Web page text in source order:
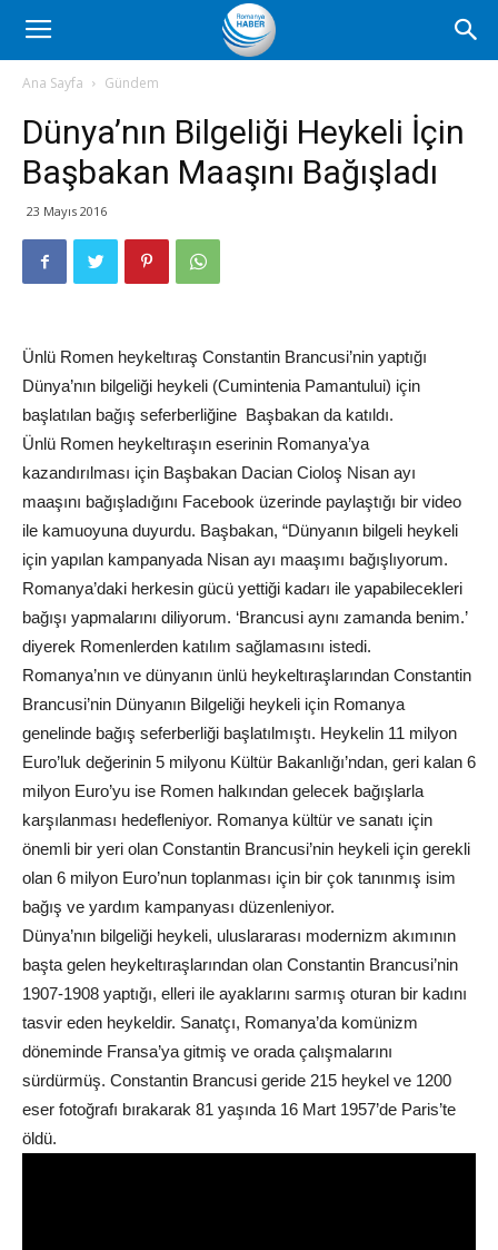
Romanya
Haber
Ana Sayfa Gündem
Dünya’nın Bilgeliği Heykeli İçin
Başbakan Maaşını Bağışladı
23 Mayıs 2016
Ünlü Romen heykeltıraş Constantin Brancusi’nin yaptığı
Dünya’nın bilgeliği heykeli (Cumintenia Pamantului) için
başlatılan bağış seferberliğine Başbakan da katıldı.
Ünlü Romen heykeltıraşın eserinin Romanya’ya
kazandırılması için Başbakan Dacian Cioloş Nisan ayı
maaşını bağışladığını Facebook üzerinde paylaştığı bir video
ile kamuoyuna duyurdu. Başbakan, “Dünyanın bilgeli heykeli
için yapılan kampanyada Nisan ayı maaşımı bağışlıyorum.
Romanya’daki herkesin gücü yettiği kadarı ile yapabilecekleri
bağışı yapmalarını diliyorum. ‘Brancusi aynı zamanda benim.’
diyerek Romenlerden katılım sağlamasını istedi.
Romanya’nın ve dünyanın ünlü heykeltıraşlarından Constantin
Brancusi’nin Dünyanın Bilgeliği heykeli için Romanya
genelinde bağış seferberliği başlatılmıştı. Heykelin 11 milyon
Euro’luk değerinin 5 milyonu Kültür Bakanlığı’ndan, geri kalan 6
milyon Euro’yu ise Romen halkından gelecek bağışlarla
karşılanması hedefleniyor. Romanya kültür ve sanatı için
önemli bir yeri olan Constantin Brancusi’nin heykeli için gerekli
olan 6 milyon Euro’nun toplanması için bir çok tanınmış isim
bağış ve yardım kampanyası düzenleniyor.
Dünya’nın bilgeliği heykeli, uluslararası modernizm akımının
başta gelen heykeltıraşlarından olan Constantin Brancusi’nin
1907-1908 yaptığı, elleri ile ayaklarını sarmış oturan bir kadını
tasvir eden heykeldir. Sanatçı, Romanya’da komünizm
döneminde Fransa’ya gitmiş ve orada çalışmalarını
sürdürmüş. Constantin Brancusi geride 215 heykel ve 1200
eser fotoğrafı bırakarak 81 yaşında 16 Mart 1957’de Paris’te
öldü.